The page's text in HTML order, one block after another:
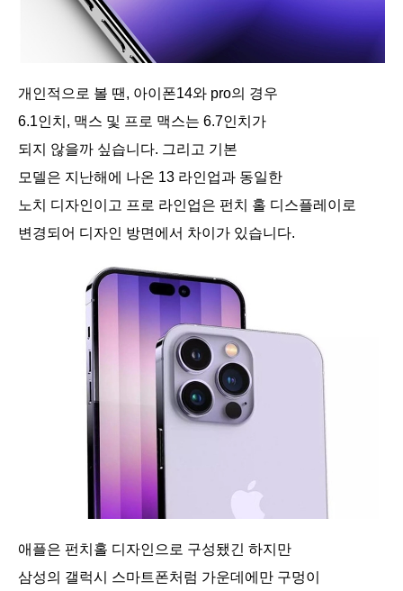
개인적으로 볼 땐, 아이폰14와 pro의 경우
6.1인치, 맥스 및 프로 맥스는 6.7인치가
되지 않을까 싶습니다. 그리고 기본
모델은 지난해에 나온 13 라인업과 동일한
노치 디자인이고 프로 라인업은 펀치 홀 디스플레이로
변경되어 디자인 방면에서 차이가 있습니다.
애플은 펀치홀 디자인으로 구성됐긴 하지만
삼성의 갤럭시 스마트폰처럼 가운데에만 구멍이